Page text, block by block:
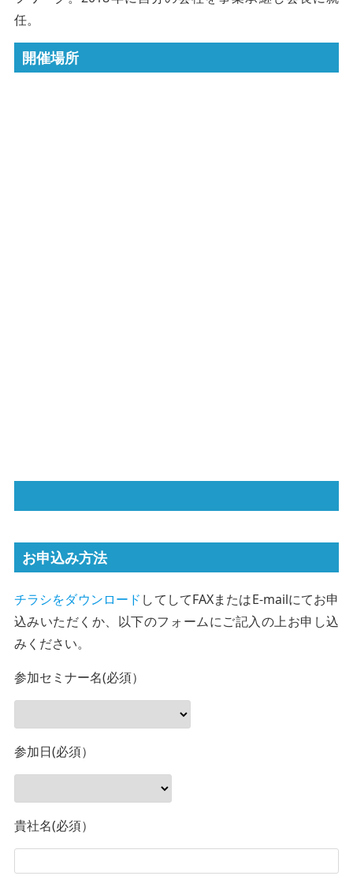
任。
開催場所
お申込み方法
チラシをダウンロード してしてFAXまたはE-mailにてお申
込みいただくか、以下のフォームにご記入の上お申し込
みください。
参加セミナー名(必須）
参加日(必須）
貴社名(必須）